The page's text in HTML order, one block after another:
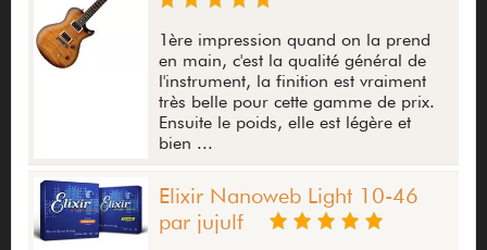
1ère impression quand on la prend
en main, c'est la qualité général de
l'instrument, la finition est vraiment
très belle pour cette gamme de prix.
Ensuite le poids, elle est légère et
bien ...
Elixir Nanoweb Light 10-46
par jujulf